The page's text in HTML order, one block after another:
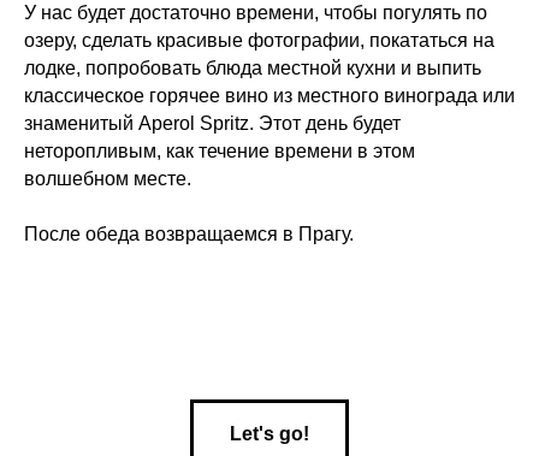
У нас будет достаточно времени, чтобы погулять по
озеру, сделать красивые фотографии, покататься на
лодке, попробовать блюда местной кухни и выпить
классическое горячее вино из местного винограда или
знаменитый Aperol Spritz. Этот день будет
неторопливым, как течение времени в этом
волшебном месте.
После обеда возвращаемся в Прагу.
Let's go!